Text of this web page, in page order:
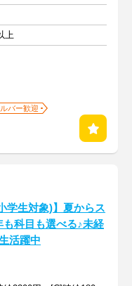
上
バー歓迎
学生対象)】夏からス
も科目も選べる♪未経
活躍中